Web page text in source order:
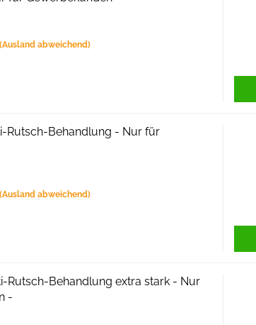
(Ausland abweichend)
Rutsch-Behandlung - Nur für
(Ausland abweichend)
Rutsch-Behandlung extra stark - Nur
-